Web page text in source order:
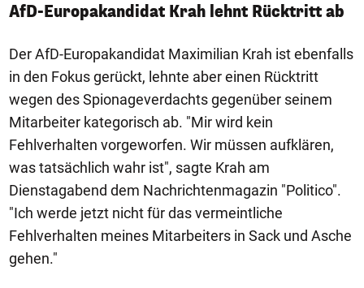
AfD-Europakandidat Krah lehnt Rücktritt ab
Der AfD-Europakandidat Maximilian Krah ist ebenfalls
in den Fokus gerückt, lehnte aber einen Rücktritt
wegen des Spionageverdachts gegenüber seinem
Mitarbeiter kategorisch ab. "Mir wird kein
Fehlverhalten vorgeworfen. Wir müssen aufklären,
was tatsächlich wahr ist", sagte Krah am
Dienstagabend dem Nachrichtenmagazin "Politico".
"Ich werde jetzt nicht für das vermeintliche
Fehlverhalten meines Mitarbeiters in Sack und Asche
gehen."